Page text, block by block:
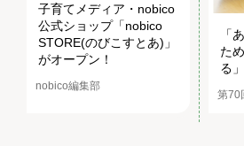
子育てメディア・nobico
公式ショップ「nobico
STORE(のびこすとあ)」
がオープン！
nobico編集部
「
た
る」
第70